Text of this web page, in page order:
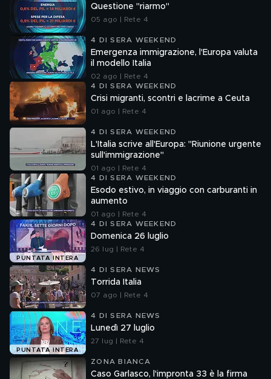
Questione "riarmo"
05 ago | Rete 4
4 DI SERA WEEKEND
Emergenza immigrazione, l'Europa valuta
il modello Italia
02 ago | Rete 4
4 DI SERA WEEKEND
Crisi migranti, scontri e lacrime a Ceuta
01 ago | Rete 4
4 DI SERA WEEKEND
L'Italia scrive all'Europa: "Riunione urgente
sull'immigrazione"
01 ago | Rete 4
4 DI SERA WEEKEND
Esodo estivo, in viaggio con carburanti in
aumento
01 ago | Rete 4
PUNTATA INTERA
4 DI SERA WEEKEND
Domenica 26 luglio
26 lug | Rete 4
4 DI SERA NEWS
Torrida Italia
07 ago | Rete 4
PUNTATA INTERA
4 DI SERA NEWS
Lunedì 27 luglio
27 lug | Rete 4
ZONA BIANCA
Caso Garlasco, l'impronta 33 è la firma